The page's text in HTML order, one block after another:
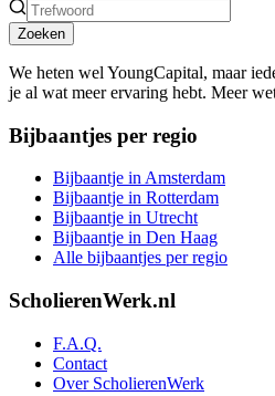
Zoeken
We heten wel YoungCapital, maar
je al wat meer ervaring hebt. Meer
Bijbaantjes per regio
Bijbaantje in Amsterdam
Bijbaantje in Rotterdam
Bijbaantje in Utrecht
Bijbaantje in Den Haag
Alle bijbaantjes per regio
ScholierenWerk.nl
F.A.Q.
Contact
Over ScholierenWerk